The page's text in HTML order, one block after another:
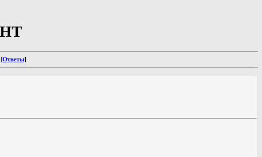
Ответы]